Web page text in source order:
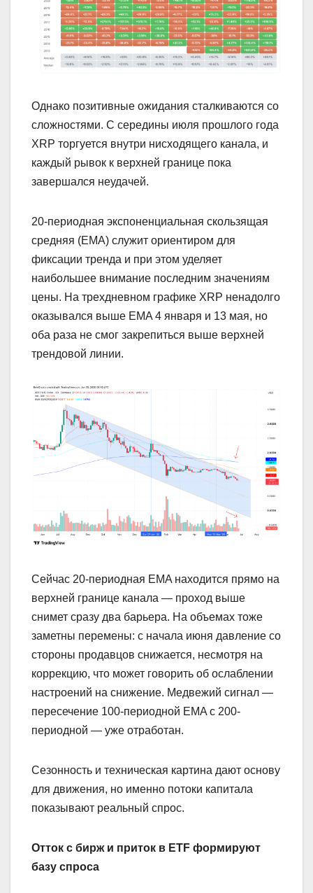
Однако позитивные ожидания сталкиваются со
сложностями. С середины июля прошлого года
XRP торгуется внутри нисходящего канала, и
каждый рывок к верхней границе пока
завершался неудачей.
20-периодная экспоненциальная скользящая
средняя (EMA) служит ориентиром для
фиксации тренда и при этом уделяет
наибольшее внимание последним значениям
цены. На трехдневном графике XRP ненадолго
оказывался выше EMA 4 января и 13 мая, но
оба раза не смог закрепиться выше верхней
трендовой линии.
Сейчас 20-периодная EMA находится прямо на
верхней границе канала — проход выше
снимет сразу два барьера. На объемах тоже
заметны перемены: с начала июня давление со
стороны продавцов снижается, несмотря на
коррекцию, что может говорить об ослаблении
настроений на снижение. Медвежий сигнал —
пересечение 100-периодной EMA с 200-
периодной — уже отработан.
Сезонность и техническая картина дают основу
для движения, но именно потоки капитала
показывают реальный спрос.
Отток с бирж и приток в ETF формируют
базу спроса